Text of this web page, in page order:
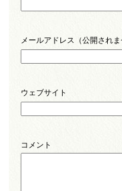
メールアドレス（公開されま
ウェブサイト
コメント